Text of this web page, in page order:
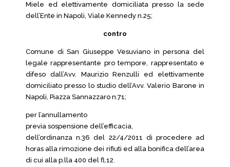
Miele ed elettivamente domiciliata presso la sede
dell’Ente in Napoli, Viale Kennedy n.25;
contro
Comune di San Giuseppe Vesuviano in persona del
legale rappresentante pro tempore, rappresentato e
difeso dall’Avv. Maurizio Renzulli ed elettivamente
domiciliato presso lo studio dell’Avv. Valerio Barone in
Napoli, Piazza Sannazzaro n.71;
per l’annullamento
previa sospensione dell’efficacia,
dell’ordinanza n.36 del 22/4/2011 di procedere ad
horas alla rimozione dei rifiuti ed alla bonifica dell’area
di cui alla p.lla 400 del fl.12.